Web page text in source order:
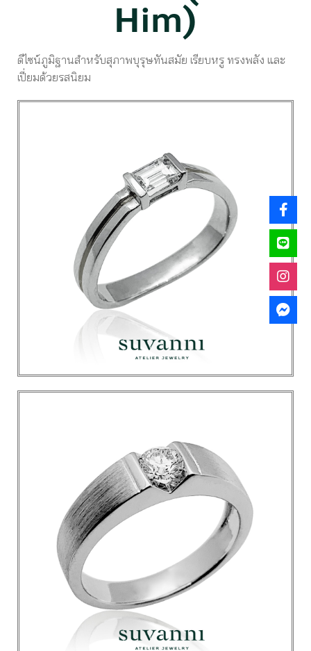
Him)
ดีไซน์ภูมิฐานสำหรับสุภาพบุรุษทันสมัย เรียบหรู ทรงพลัง และ
เปี่ยมด้วยรสนิยม